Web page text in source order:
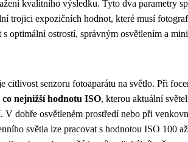
kvalitního výsledku. Tyto dva parametry
trojici expozičních hodnot, které musí
s optimální ostrostí, správným osvětlením a
citlivost senzoru fotoaparátu na světlo. Při
nejnižší hodnotu ISO, kterou aktuální
dobře osvětleném prostředí nebo při
světla lze pracovat s hodnotou ISO 100